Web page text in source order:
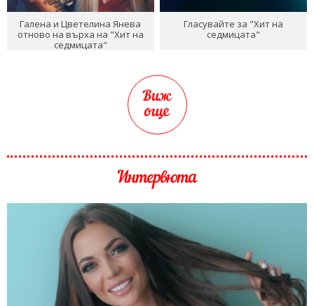
Галена и Цветелина Янева
отново на върха на "Хит на
седмицата"
Гласувайте за "Хит на
седмицата"
Виж
още
Интервюта